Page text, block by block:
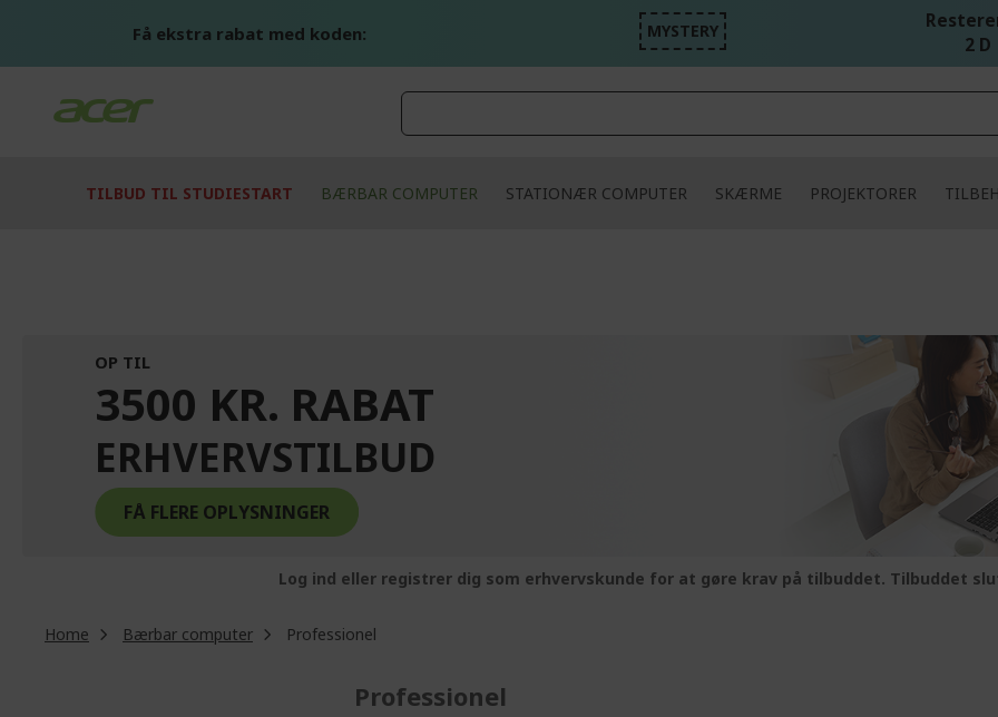
Få ekstra rabat med koden: MYSTERY
2
TILBUD TIL STUDIESTART BÆRBAR COMPUTER STATIONÆR COMPUTER SKÆRME PROJEKTORER
OP TIL
3500 KR. RABAT
ERHVERVSTILBUD
FÅ FLERE OPLYSNINGER
Log ind eller registrer dig som erhvervskunde for at gøre krav på tilbuddet. Tilbuddet
Home Bærbar computer Professionel
Professionel